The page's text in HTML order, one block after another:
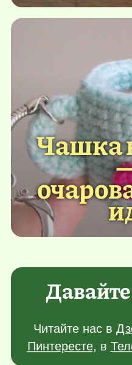
Чашка
Читайте нас в
Пинтересте, в